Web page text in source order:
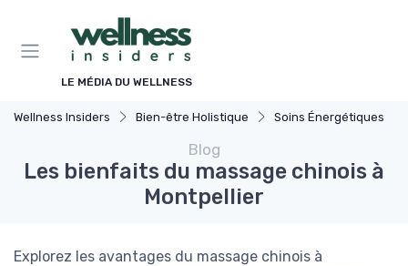
LE MÉDIA DU WELLNESS
Wellness Insiders Bien-être Holistique Soins Énergétiques
Blog
Les bienfaits du massage chinois à
Montpellier
Explorez les avantages du massage chinois à